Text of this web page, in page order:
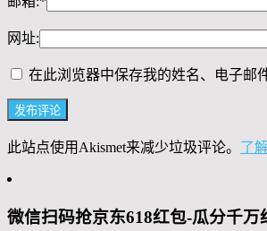
网址:
在此浏览器中保存我的姓名、电子邮
此站点使用Akismet来减少垃圾评论。 了
微信扫码抢京东618红包-瓜分千万